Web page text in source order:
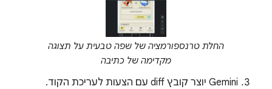
החלת טרנספורמציה של שפה טבעית על תצוגה
מקדימה של כתיבה
‫Gemini יוצר קובץ diff עם הצעות לעריכת הקוד.